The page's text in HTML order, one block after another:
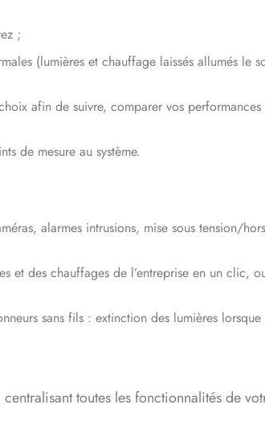
;
(lumières et chauffage laissés allumés le
afin de suivre, comparer vos
de mesure au système.
alarmes intrusions, mise sous tension/
et des chauffages de l’entreprise en un clic,
sans fils : extinction des lumières
toutes les fonctionnalités de